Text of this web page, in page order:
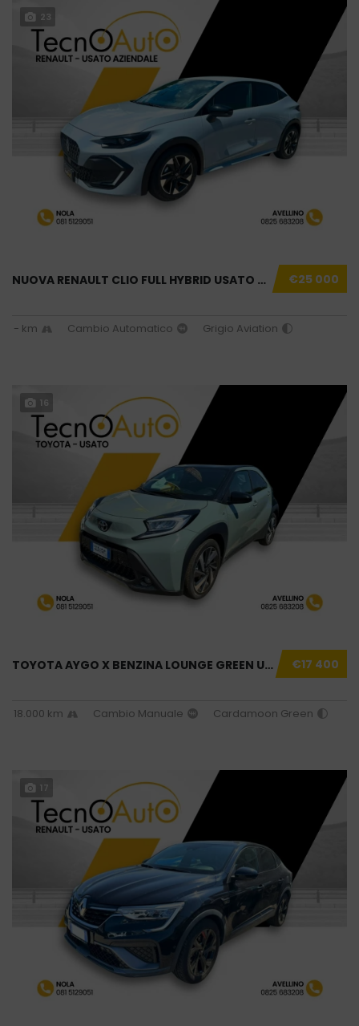
23
€25 000
NUOVA RENAULT CLIO FULL HYBRID USATO AZIENDA...
- km Cambio Automatico Grigio Aviation
16
€17 400
TOYOTA AYGO X BENZINA LOUNGE GREEN USATO NOL...
18.000 km Cambio Manuale Cardamoon Green
17